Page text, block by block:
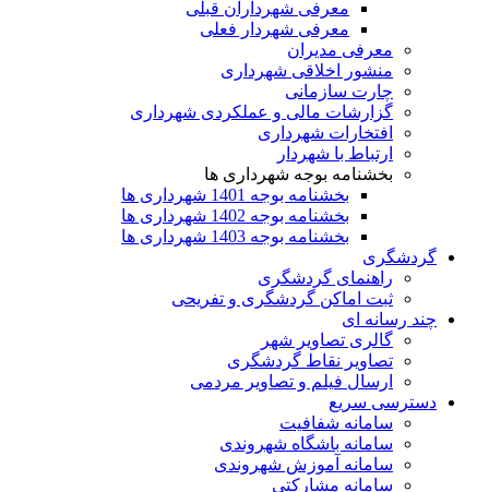
معرفی شهرداران قبلی
معرفی شهردار فعلی
معرفی مدیران
منشور اخلاقی شهرداری
چارت سازمانی
گزارشات مالی و عملکردی شهرداری
افتخارات شهرداری
ارتباط با شهردار
بخشنامه بوجه شهرداری ها
بخشنامه بوجه 1401 شهرداری ها
بخشنامه بوجه 1402 شهرداری ها
بخشنامه بوجه 1403 شهرداری ها
گردشگری
راهنمای گردشگری
ثبت اماکن گردشگری و تفریحی
چند رسانه ای
گالری تصاویر شهر
تصاویر نقاط گردشگری
ارسال فیلم و تصاویر مردمی
دسترسی سریع
سامانه شفافیت
سامانه باشگاه شهروندی
سامانه آموزش شهروندی
سامانه مشارکتی